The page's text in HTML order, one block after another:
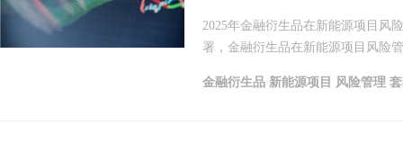
2025年金融衍生品在新能源项目风
署，金融衍生品在新能源项目风险
金融衍生品 新能源项目 风险管理